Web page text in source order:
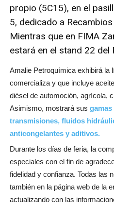
propio (5C15), en el
5, dedicado a
Mientras que en FIMA
estará en el stand 22 del
Amalie Petroquímica exhibirá la
comercializa y que incluye
diésel de automoción, agrícola,
Asimismo, mostrará sus
transmisiones, fluidos
anticongelantes y aditivos.
Durante los días de feria, la
especiales con el fin de
fidelidad y confianza. Todas las
también en la página web de la
actualizando con las